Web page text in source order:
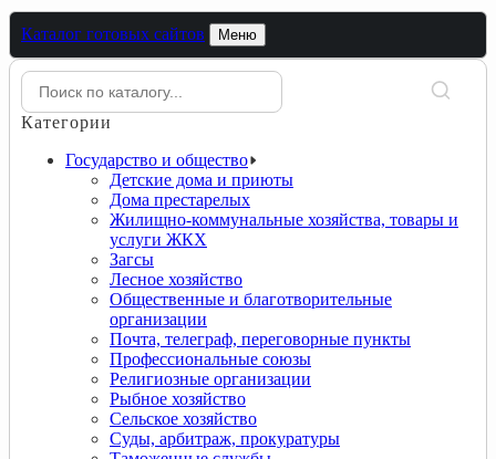
Каталог готовых сайтов Меню
Категории
Государство и общество
Детские дома и приюты
Дома престарелых
Жилищно-коммунальные хозяйства, товары и
услуги ЖКХ
Загсы
Лесное хозяйство
Общественные и благотворительные
организации
Почта, телеграф, переговорные пункты
Профессиональные союзы
Религиозные организации
Рыбное хозяйство
Сельское хозяйство
Суды, арбитраж, прокуратуры